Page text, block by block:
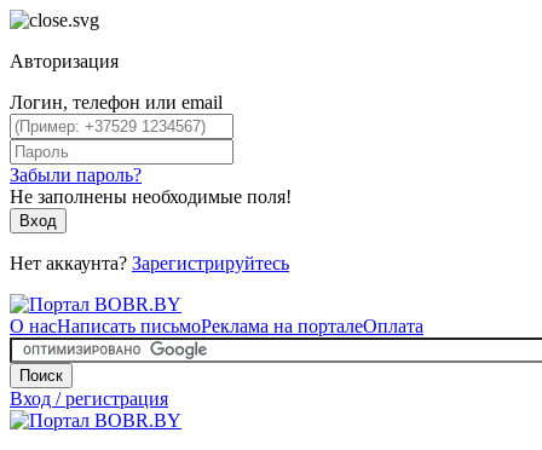
Авторизация
Логин, телефон или email
Забыли пароль?
Не заполнены необходимые поля!
Вход
Нет аккаунта? Зарегистрируйтесь
О насНаписать письмоРеклама на порталеОплата
Поиск
Вход / регистрация